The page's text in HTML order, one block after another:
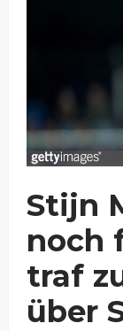
Stijn
noch
traf
über